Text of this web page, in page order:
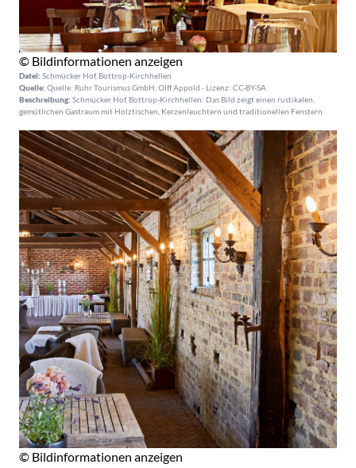
© Bildinformationen anzeigen
Datei: Schmücker Hof, Bottrop-Kirchhellen
Quelle: Quelle: Ruhr Tourismus GmbH, Olff Appold · Lizenz: CC-BY-SA
Beschreibung: Schmücker Hof, Bottrop-Kirchhellen: Das Bild zeigt einen rustikalen,
gemütlichen Gastraum mit Holztischen, Kerzenleuchtern und traditionellen Fenstern.
© Bildinformationen anzeigen